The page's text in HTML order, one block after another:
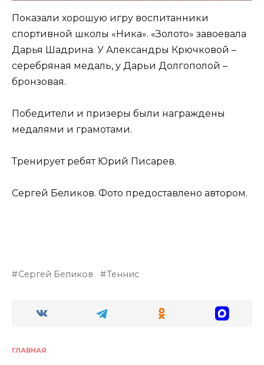
Показали хорошую игру воспитанники
спортивной школы «Ника». «Золото» завоевала
Дарья Шадрина. У Александры Крючковой –
серебряная медаль, у Дарьи Долгополой –
бронзовая.
Победители и призеры были награждены
медалями и грамотами.
Тренирует ребят Юрий Писарев.
Сергей Беликов. Фото предоставлено автором.
Сергей Беликов Теннис
ГЛАВНАЯ